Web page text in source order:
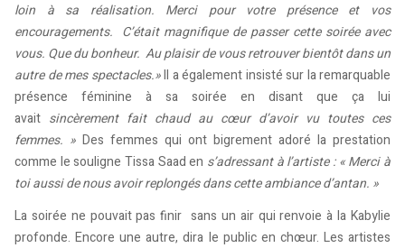
loin à sa réalisation. Merci pour votre présence et vos
encouragements. C’était magnifique de passer cette soirée avec
vous. Que du bonheur. Au plaisir de vous retrouver bientôt dans un
autre de mes spectacles.»Il a également insisté sur la remarquable
présence féminine à sa soirée en disant que ça lui
avait sincèrement fait chaud au cœur d’avoir vu toutes ces
femmes. » Des femmes qui ont bigrement adoré la prestation
comme le souligne Tissa Saad en s’adressant à l’artiste : « Merci à
toi aussi de nous avoir replongés dans cette ambiance d’antan. »
La soirée ne pouvait pas finir sans un air qui renvoie à la Kabylie
profonde. Encore une autre, dira le public en chœur. Les artistes